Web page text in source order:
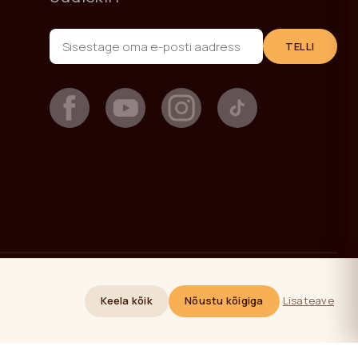
TELLI
+371 27293780sales@yappy.lv
Keela kõik Nõustu kõigiga Lisateave